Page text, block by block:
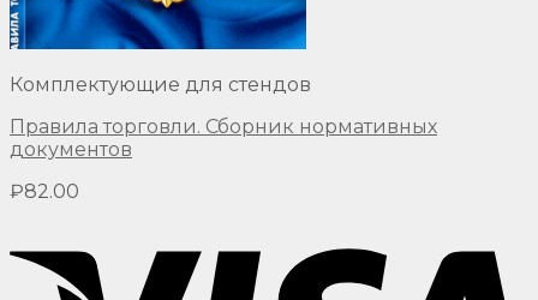
Комплектующие для стендов
Правила торговли. Сборник нормативных
документов
₽82.00